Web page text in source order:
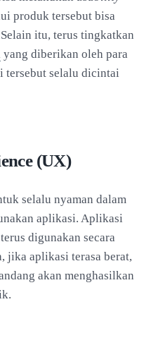
produk tersebut bisa
itu, terus tingkatkan
yang diberikan oleh para
tersebut selalu dicintai
(UX)
selalu nyaman dalam
aplikasi. Aplikasi
digunakan secara
jika aplikasi terasa berat,
akan menghasilkan